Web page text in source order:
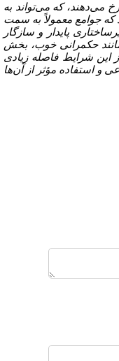
می‌دهند، که می‌تواند به
جوامع معمولاً به سمت
پایدار و سازگار
حکمرانی خوب، بخش
شرایط فاصله زیادی
و استفاده مؤثر از آن‌ها